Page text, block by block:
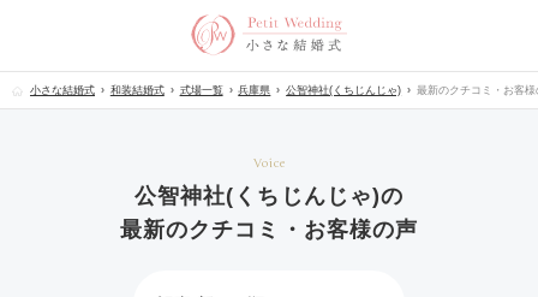
小さな結婚式 和装結婚式 式場一覧 兵庫県 公智神社(くちじんじゃ) 最新のクチコミ・お客様
Voice
公智神社(くちじんじゃ)の
最新のクチコミ・お客様の声